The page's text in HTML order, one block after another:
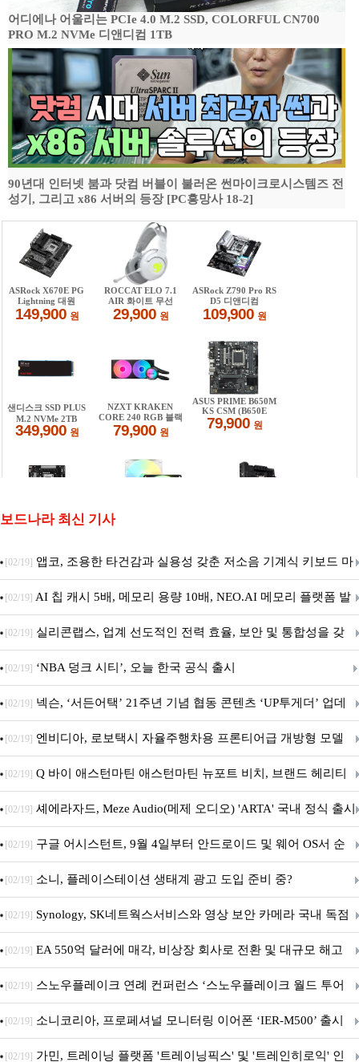
어디에나 어울리는 PCIe 4.0 M.2 SSD, COLORFUL CN700
PRO M.2 NVMe 디앤디컴 1TB
90년대 인터넷 붐과 닷컴 버블이 불러온 썬마이크로시스템즈 전
성기, 그리고 x86 서버의 등장 [PC흥망사 18-2]
보드나라 최신 기사
[02/19] 앱코, 조용한 타건감과 실용성 갖춘 저소음 기계식 키보드 마
우스 세트 'KM580' 출시
[02/19] AI 칩 캐시 5배, 메모리 용량 10배, NEO.AI 메모리 플랫폼 발
표
[02/19] 실리콘랩스, 업계 선도적인 전력 효율, 보안 및 통합성을 갖
춘 초저전력 블루투스 LE SoC ‘BG2B’ 공개
[02/19] ‘NBA 덩크 시티’, 오늘 한국 공식 출시
[02/19] 넥슨, ‘서든어택’ 21주년 기념 협동 콘텐츠 ‘UP투게더’ 업데
이트
[02/19] 엔비디아, 로보택시 자율주행차용 프론티어급 개방형 모델
‘알파마요 2 슈퍼’ 상업적 이용 가능
[02/19] Q 바이 애스턴마틴 애스턴마틴 뉴포트 비치, 브랜드 헤리티
지 담은 ‘헤리티지 에디션 컬렉션’ 공개
[02/19] 셰에라자드, Meze Audio(메제 오디오) 'ARTA' 국내 정식 출시
[02/19] 구글 어시스턴트, 9월 4일부터 안드로이드 및 웨어 OS서 순
차 서비스 종료
[02/19] 소니, 플레이스테이션 생태계 광고 도입 준비 중?
[02/19] Synology, SK네트웍스서비스와 영상 보안 카메라 국내 독점
판매 파트너십 체결
[02/19] EA 550억 달러에 매각, 비상장 회사로 전환 및 대규모 해고
전망
[02/19] 스노우플레이크 연례 컨퍼런스 ‘스노우플레이크 월드 투어
서울’ 개최
[02/19] 소니코리아, 프로페셔널 모니터링 이어폰 ‘IER-M500’ 출시
[02/19] 가민, 트레이닝 플랫폼 '트레이닝픽스' 및 '트레인히로익' 인